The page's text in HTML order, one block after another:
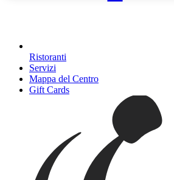
Ristoranti
Servizi
Mappa del Centro
Gift Cards